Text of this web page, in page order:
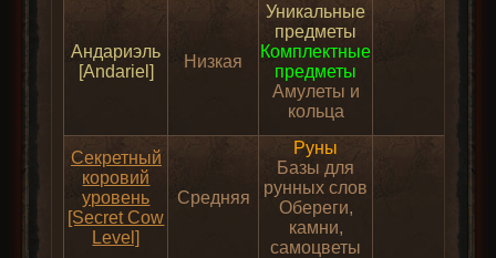
Андариэль
[Andariel]
Низкая
Уникальные
предметы
Комплектные
предметы
Амулеты и
кольца
Секретный
коровий
уровень
[Secret Cow
Level]
Средняя
Руны
Базы для
рунных слов
Обереги,
камни,
самоцветы